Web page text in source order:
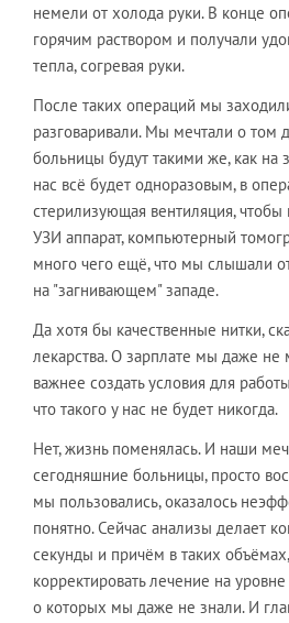
немели от холода руки. В конце
горячим раствором и получали
тепла, согревая руки.
После таких операций мы
разговаривали. Мы мечтали о том
больницы будут такими же, как на
нас всё будет одноразовым, в
стерилизующая вентиляция,
УЗИ аппарат, компьютерный
много чего ещё, что мы слышали
на "загнивающем" западе.
Да хотя бы качественные нитки,
лекарства. О зарплате мы даже
важнее создать условия для
что такого у нас не будет никогда.
Нет, жизнь поменялась. И наши
сегодняшние больницы, просто
мы пользовались, оказалось
понятно. Сейчас анализы делает
секунды и причём в таких
корректировать лечение на уровне
о которых мы даже не знали. И